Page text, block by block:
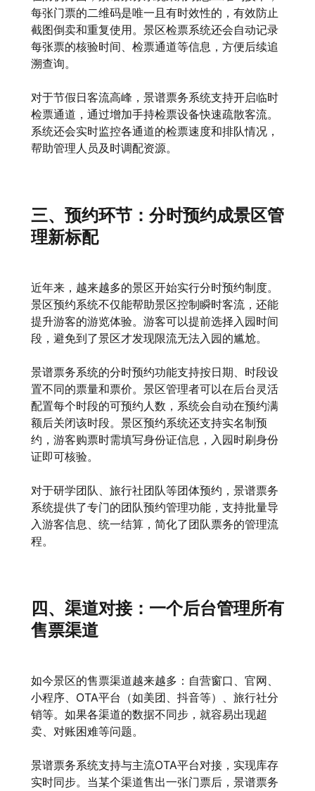
每张门票的二维码是唯一且有时效性的，有效防止
截图倒卖和重复使用。景区检票系统还会自动记录
每张票的核验时间、检票通道等信息，方便后续追
溯查询。
对于节假日客流高峰，景谱票务系统支持开启临时
检票通道，通过增加手持检票设备快速疏散客流。
系统还会实时监控各通道的检票速度和排队情况，
帮助管理人员及时调配资源。
三、预约环节：分时预约成景区管
理新标配
近年来，越来越多的景区开始实行分时预约制度。
景区预约系统不仅能帮助景区控制瞬时客流，还能
提升游客的游览体验。游客可以提前选择入园时间
段，避免到了景区才发现限流无法入园的尴尬。
景谱票务系统的分时预约功能支持按日期、时段设
置不同的票量和票价。景区管理者可以在后台灵活
配置每个时段的可预约人数，系统会自动在预约满
额后关闭该时段。景区预约系统还支持实名制预
约，游客购票时需填写身份证信息，入园时刷身份
证即可核验。
对于研学团队、旅行社团队等团体预约，景谱票务
系统提供了专门的团队预约管理功能，支持批量导
入游客信息、统一结算，简化了团队票务的管理流
程。
四、渠道对接：一个后台管理所有
售票渠道
如今景区的售票渠道越来越多：自营窗口、官网、
小程序、OTA平台（如美团、抖音等）、旅行社分
销等。如果各渠道的数据不同步，就容易出现超
卖、对账困难等问题。
景谱票务系统支持与主流OTA平台对接，实现库存
实时同步。当某个渠道售出一张门票后，景谱票务